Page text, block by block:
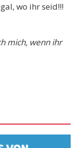
wo ihr seid!!!
mich, wenn ihr